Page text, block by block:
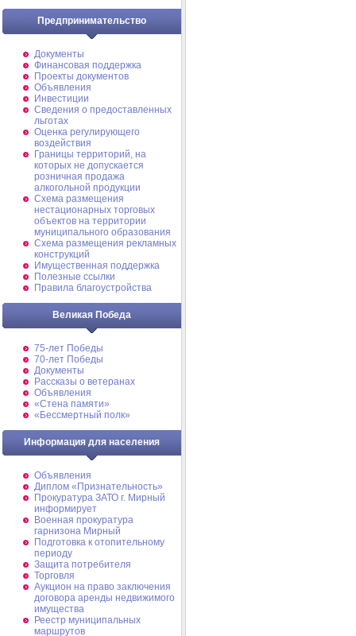
Предпринимательство
Документы
Финансовая поддержка
Проекты документов
Объявления
Инвестиции
Сведения о предоставленных
льготах
Оценка регулирующего
воздействия
Границы территорий, на
которых не допускается
розничная продажа
алкогольной продукции
Схема размещения
нестационарных торговых
объектов на территории
муниципального образования
Схема размещения рекламных
конструкций
Имущественная поддержка
Полезные ссылки
Правила благоустройства
Великая Победа
75-лет Победы
70-лет Победы
Документы
Рассказы о ветеранах
Объявления
«Стена памяти»
«Бессмертный полк»
Информация для населения
Объявления
Диплом «Признательность»
Прокуратура ЗАТО г. Мирный
информирует
Военная прокуратура
гарнизона Мирный
Подготовка к отопительному
периоду
Защита потребителя
Торговля
Аукцион на право заключения
договора аренды недвижимого
имущества
Реестр муниципальных
маршрутов